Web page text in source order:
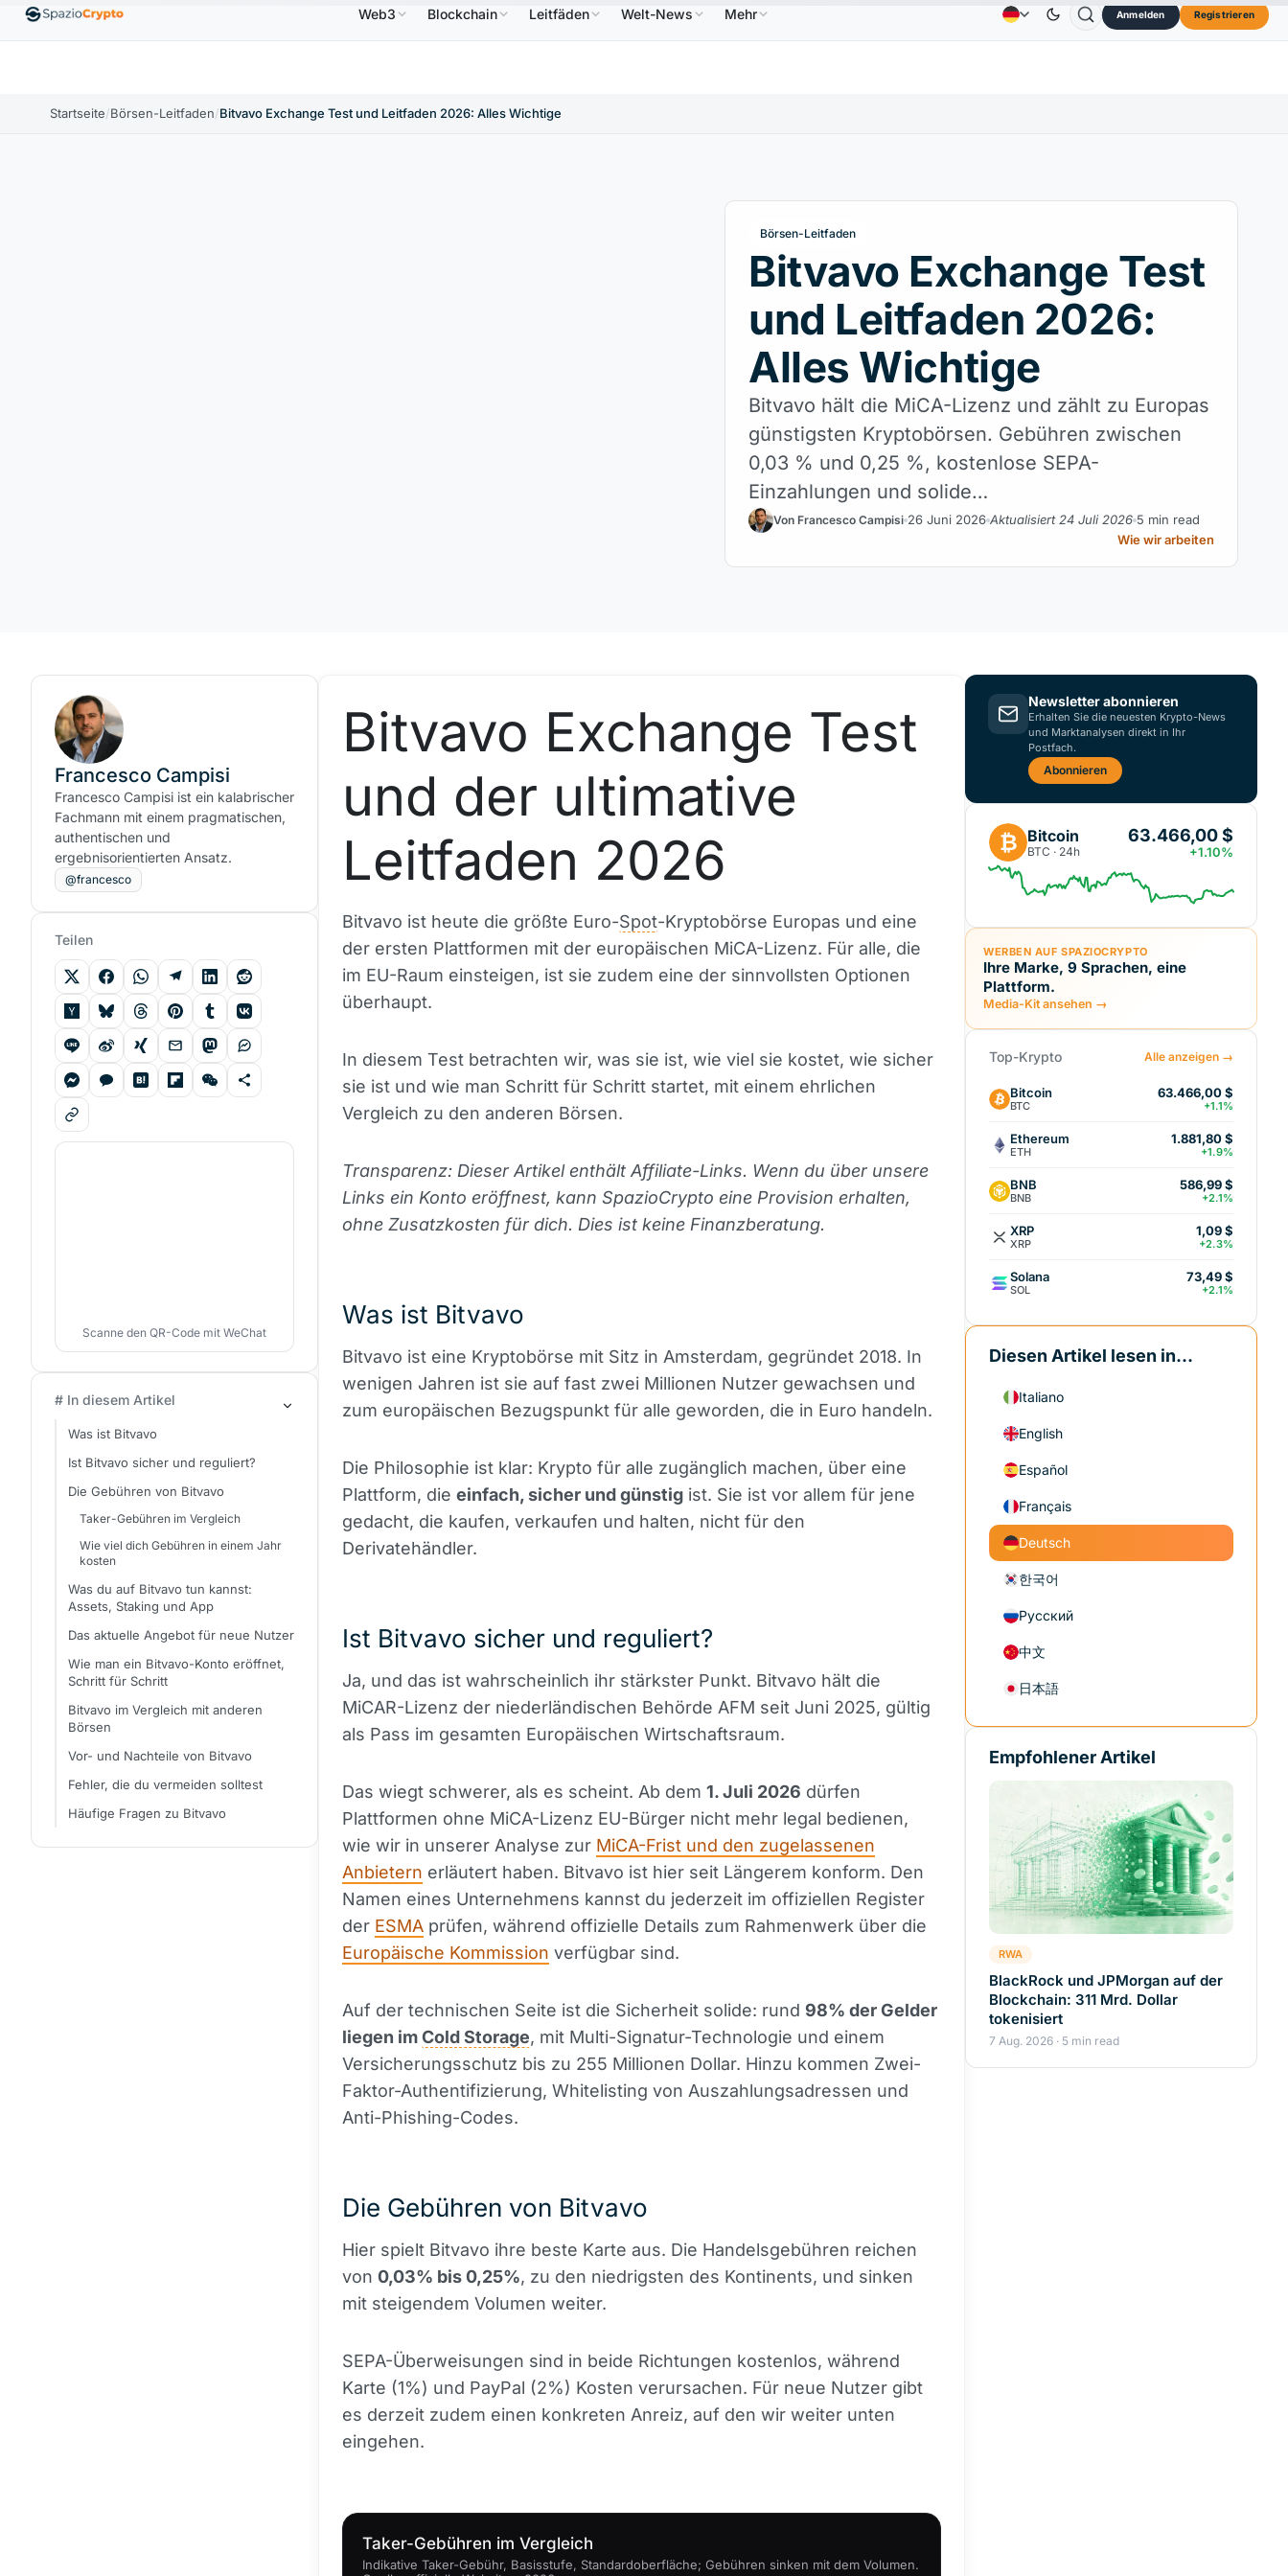
↑1.10% EthereumETH1.880,58 $ ↑0.00% BNB BNB586,64 $↑2.10% USDCUSDC0,9995 $↑0.00% XRP XRP1,09 $ TRX0,3264 $ ↓0.30% DogecoinDOGE 0,0707 $ ↑2.40%
AnzeigeKontakt Über
Web3 Blockchain Leitfäden Welt-News Mehr Anmelden Registrieren
Startseite/Börsen-Leitfaden/Bitvavo Exchange Test und Leitfaden 2026: Alles Wichtige
Börsen-Leitfaden
Bitvavo Exchange Test
und Leitfaden 2026:
Alles Wichtige
Bitvavo hält die MiCA-Lizenz und zählt zu Europas
günstigsten Kryptobörsen. Gebühren zwischen
0,03 % und 0,25 %, kostenlose SEPA-
Einzahlungen und solide…
Von Francesco Campisi 26 Juni 2026 Aktualisiert 24 Juli 2026 5 min read
Wie wir arbeiten
Bitvavo Exchange Test
und der ultimative
Leitfaden 2026
Bitvavo ist heute die größte Euro-Spot-Kryptobörse Europas und eine
der ersten Plattformen mit der europäischen MiCA-Lizenz. Für alle, die
im EU-Raum einsteigen, ist sie zudem eine der sinnvollsten Optionen
überhaupt.
In diesem Test betrachten wir, was sie ist, wie viel sie kostet, wie sicher
sie ist und wie man Schritt für Schritt startet, mit einem ehrlichen
Vergleich zu den anderen Börsen.
Transparenz: Dieser Artikel enthält Affiliate-Links. Wenn du über unsere
Links ein Konto eröffnest, kann SpazioCrypto eine Provision erhalten,
ohne Zusatzkosten für dich. Dies ist keine Finanzberatung.
Was ist Bitvavo
Bitvavo ist eine Kryptobörse mit Sitz in Amsterdam, gegründet 2018. In
wenigen Jahren ist sie auf fast zwei Millionen Nutzer gewachsen und
zum europäischen Bezugspunkt für alle geworden, die in Euro handeln.
Die Philosophie ist klar: Krypto für alle zugänglich machen, über eine
Plattform, die einfach, sicher und günstig ist. Sie ist vor allem für jene
gedacht, die kaufen, verkaufen und halten, nicht für den
Derivatehändler.
Ist Bitvavo sicher und reguliert?
Ja, und das ist wahrscheinlich ihr stärkster Punkt. Bitvavo hält die
MiCAR-Lizenz der niederländischen Behörde AFM seit Juni 2025, gültig
als Pass im gesamten Europäischen Wirtschaftsraum.
Das wiegt schwerer, als es scheint. Ab dem 1. Juli 2026 dürfen
Plattformen ohne MiCA-Lizenz EU-Bürger nicht mehr legal bedienen,
wie wir in unserer Analyse zur MiCA-Frist und den zugelassenen
Anbietern erläutert haben. Bitvavo ist hier seit Längerem konform. Den
Namen eines Unternehmens kannst du jederzeit im offiziellen Register
der ESMA prüfen, während offizielle Details zum Rahmenwerk über die
Europäische Kommission verfügbar sind.
Auf der technischen Seite ist die Sicherheit solide: rund 98% der Gelder
liegen imCold Storage, mit Multi-Signatur-Technologie und einem
Versicherungsschutz bis zu 255 Millionen Dollar. Hinzu kommen Zwei-
Faktor-Authentifizierung, Whitelisting von Auszahlungsadressen und
Anti-Phishing-Codes.
Die Gebühren von Bitvavo
Hier spielt Bitvavo ihre beste Karte aus. Die Handelsgebühren reichen
von 0,03% bis 0,25%, zu den niedrigsten des Kontinents, und sinken
mit steigendem Volumen weiter.
SEPA-Überweisungen sind in beide Richtungen kostenlos, während
Karte (1%) und PayPal (2%) Kosten verursachen. Für neue Nutzer gibt
es derzeit zudem einen konkreten Anreiz, auf den wir weiter unten
eingehen.
Taker-Gebühren im Vergleich
Indikative Taker-Gebühr, Basisstufe, Standardoberfläche; Gebühren sinken mit dem Volumen.
Francesco Campisi
Francesco Campisi ist ein kalabrischer
Fachmann mit einem pragmatischen,
authentischen und
ergebnisorientierten Ansatz.
@francesco
Teilen
Scanne den QR-Code mit WeChat
# In diesem Artikel
Was ist Bitvavo
Ist Bitvavo sicher und reguliert?
Die Gebühren von Bitvavo
Taker-Gebühren im Vergleich
Wie viel dich Gebühren in einem Jahr
kosten
Was du auf Bitvavo tun kannst:
Assets, Staking und App
Das aktuelle Angebot für neue Nutzer
Wie man ein Bitvavo-Konto eröffnet,
Schritt für Schritt
Bitvavo im Vergleich mit anderen
Börsen
Vor- und Nachteile von Bitvavo
Fehler, die du vermeiden solltest
Häufige Fragen zu Bitvavo
Newsletter abonnieren
Erhalten Sie die neuesten Krypto-News
und Marktanalysen direkt in Ihr
Postfach.
Abonnieren
₿ Bitcoin
BTC · 24h
63.466,00 $
+1.10%
WERBEN AUF SPAZIOCRYPTO
Ihre Marke, 9 Sprachen, eine
Plattform.
Media-Kit ansehen →
Top-Krypto Alle anzeigen →
Bitcoin
BTC
63.466,00 $
+1.1%
Ethereum
ETH
1.881,80 $
+1.9%
BNB
BNB
586,99 $
+2.1%
XRP
XRP
1,09 $
+2.3%
Solana
SOL
73,49 $
+2.1%
Diesen Artikel lesen in...
Italiano
English
Español
Français
Deutsch
한국어
Русский
中文
日本語
Empfohlener Artikel
RWA
BlackRock und JPMorgan auf der
Blockchain: 311 Mrd. Dollar
tokenisiert
7 Aug. 2026 · 5 min read